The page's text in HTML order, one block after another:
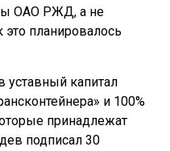
ОАО РЖД, а не
планировалось
уставный капитал
и 100%
принадлежат
подписал 30